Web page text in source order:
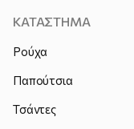
ΚΑΤΑΣΤΗΜΑ
Ρούχα
Παπούτσια
Τσάντες